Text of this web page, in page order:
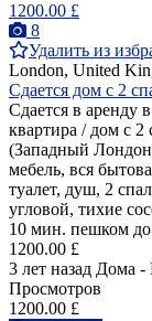
1200.00 £
8
Удалить из
London, United
Сдается дом с 2
Сдается в аренду
квартира / дом с
(Западный
мебель, вся
туалет, душ, 2
угловой, тихие
10 мин. пешком до
1200.00 £
3 лет назад Дома -
Просмотров
1200.00 £